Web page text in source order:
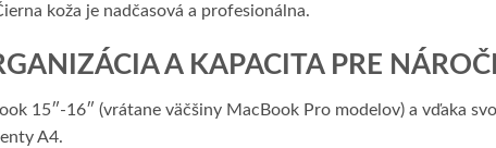
koža je nadčasová a profesionálna.
A KAPACITA PRE
15″-16″ (vrátane väčšiny MacBook Pro modelov) a vďaka
A4.